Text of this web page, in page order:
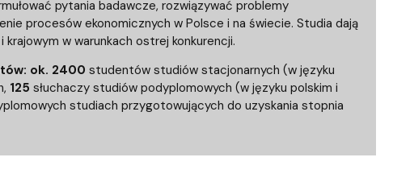
pytania badawcze, rozwiązywać problemy
procesów ekonomicznych w Polsce i na świecie. Studia dają
w warunkach ostrej konkurencji.
ok. 2400 studentów studiów stacjonarnych (w języku
125 słuchaczy studiów podyplomowych (w języku polskim i
studiach przygotowujących do uzyskania stopnia